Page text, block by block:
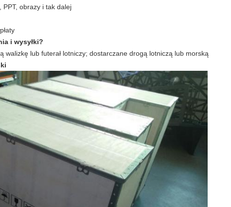
PPT, obrazy i tak dalej
i wysyłki?
walizkę lub futerał lotniczy; dostarczane drogą lotniczą lub morską